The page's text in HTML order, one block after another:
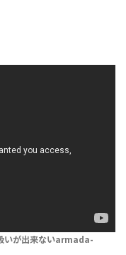
いが出来ないarmada-